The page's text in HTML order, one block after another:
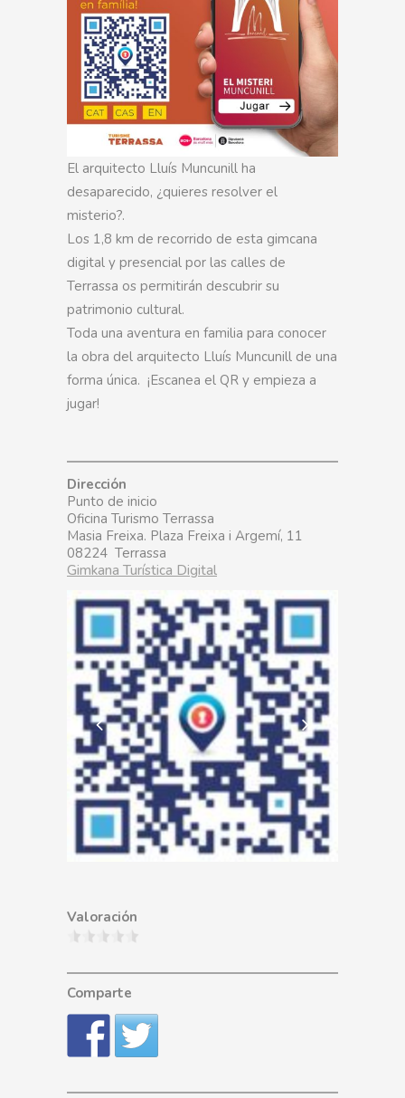
El arquitecto Lluís Muncunill ha
desaparecido, ¿quieres resolver el
misterio?.
Los 1,8 km de recorrido de esta gimcana
digital y presencial por las calles de
Terrassa os permitirán descubrir su
patrimonio cultural.
Toda una aventura en familia para conocer
la obra del arquitecto Lluís Muncunill de una
forma única. ¡Escanea el QR y empieza a
jugar!
Dirección
Punto de inicio
Oficina Turismo Terrassa
Masia Freixa. Plaza Freixa i Argemí, 11
08224 Terrassa
Gimkana Turística Digital
Valoración
Comparte